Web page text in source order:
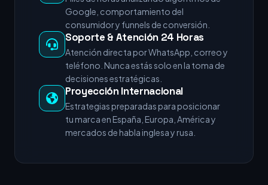
Google, comportamiento del
consumidor y funnels de conversión.
Soporte & Atención 24 Horas
Atención directa por WhatsApp, correo y
teléfono. Nunca estás solo en la toma de
decisiones estratégicas.
Proyección Internacional
Estrategias preparadas para posicionar
tu marca en España, Europa, América y
mercados de habla inglesa y rusa.